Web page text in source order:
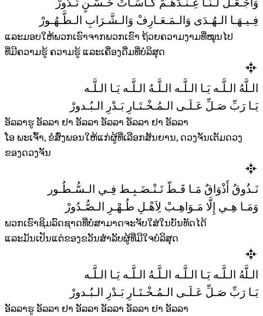
وَاجْـعَـلْ لَـنَـا عِـنْـدَهُـمْ كَـاسَـاتْ حُـسْـنٍ تَـدُورْ
فِـيـهَـا الـهُـدَى وَالـمَـعَـارِفْ وَالـشَّـرَابِ الـطَّـهُـورْ
ແລະມອບໃຫ້ພວກເຮົາຈາກພວກເຂົາ ຖ້ວຍຄວາມງາມທີ່ໝຸນໄປ
ທີ່ມີຄວາມຮູ້ ຄວາມຮູ້ ແລະເຄື່ອງດື່ມທີ່ບໍລິສຸດ
الـلَّهُ الـلَّـه يَـا الـلَّـه الـلَّـهُ الـلَّـه يَـا الـلَّـه
يَـا رَبِّ صَـلِّ عَـلَـى الـمُـخْـتَـارِ بَـدْرِ الـبُـدورْ
ອັລລາຮູ ອັລລາ ຢາ ອັລລາ ອັລລາ ອັລລາ ຢາ ອັລລາ
ໂອ ພະເຈົ້າ, ຂໍສົ່ງພອນໃຫ້ແກ່ຜູ້ທີ່ເລືອກສັນຍານ, ດວງຈັນເຕັມດວງ
ຂອງດວງຈັນ
نَـذُوقُ أَذْوَاقٌ مَـا قَـطّ تَـنْـضَـبِـط فِـي الـسُّـطُـور
وَمَـا هِـي إِلَّا مَـوَاهِـبْ لِاَهْـلِ طُـهْـرِ الـصُّـدُورْ
ພວກເຮົາຊິມລົດຊາດທີ່ບໍ່ສາມາດຈະຈັບໃສ່ໃນບັນທັດໄດ້
ແລະມັນເປັນແຕ່ຂອງຂວັນສໍາລັບຜູ້ທີ່ມີໃຈບໍລິສຸດ
الـلَّهُ الـلَّـه يَـا الـلَّـه الـلَّـهُ الـلَّـه يَـا الـلَّـه
يَـا رَبِّ صَـلِّ عَـلَـى الـمُـخْـتَـارِ بَـدْرِ الـبُـدورْ
ອັລລາຮູ ອັລລາ ຢາ ອັລລາ ອັລລາ ອັລລາ ຢາ ອັລລາ